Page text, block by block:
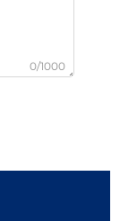
0/1000